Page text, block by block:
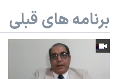
نرگس محمدی برنده جایزه نوبل
همایش محافظه‌کاران آمریکا
صفحه‌های ویژه
سفر پرزیدنت ترامپ به چین
برنامه های قبلی